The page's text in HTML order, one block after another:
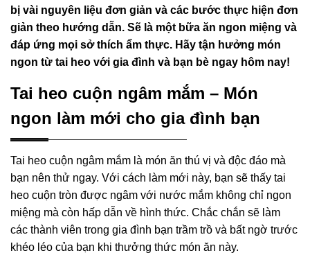
bị vài nguyên liệu đơn giản và các bước thực hiện đơn
giản theo hướng dẫn. Sẽ là một bữa ăn ngon miệng và
đáp ứng mọi sở thích ẩm thực. Hãy tận hưởng món
ngon từ tai heo với gia đình và bạn bè ngay hôm nay!
Tai heo cuộn ngâm mắm – Món
ngon làm mới cho gia đình bạn
Tai heo cuộn ngâm mắm là món ăn thú vị và độc đáo mà
bạn nên thử ngay. Với cách làm mới này, bạn sẽ thấy tai
heo cuộn tròn được ngâm với nước mắm không chỉ ngon
miệng mà còn hấp dẫn về hình thức. Chắc chắn sẽ làm
các thành viên trong gia đình bạn trầm trồ và bất ngờ trước
khéo léo của bạn khi thưởng thức món ăn này.